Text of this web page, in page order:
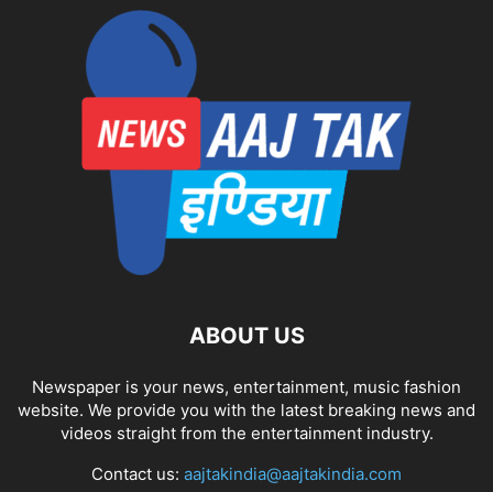
ABOUT US
Newspaper is your news, entertainment, music fashion
website. We provide you with the latest breaking news and
videos straight from the entertainment industry.
Contact us: aajtakindia@aajtakindia.com